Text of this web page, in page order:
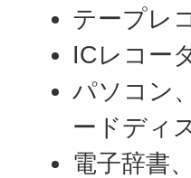
テープレ
ICレコー
パソコン
ードディ
電子辞書